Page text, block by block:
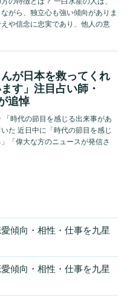
傾向・相性・仕事を九星
傾向・相性・仕事を九星